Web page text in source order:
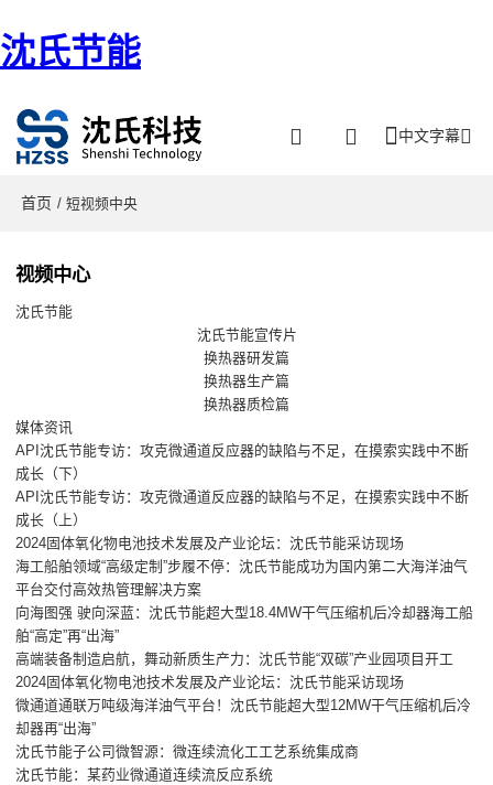
沈氏节能
中文字幕
首页 / 短视频中央
视频中心
沈氏节能
沈氏节能宣传片
换热器研发篇
换热器生产篇
换热器质检篇
媒体资讯
API沈氏节能专访：攻克微通道反应器的缺陷与不足，在摸索实践中不断
成长（下）
API沈氏节能专访：攻克微通道反应器的缺陷与不足，在摸索实践中不断
成长（上）
2024固体氧化物电池技术发展及产业论坛：沈氏节能采访现场
海工船舶领域“高级定制”步履不停：沈氏节能成功为国内第二大海洋油气
平台交付高效热管理解决方案
向海图强 驶向深蓝：沈氏节能超大型18.4MW干气压缩机后冷却器海工船
舶“高定”再“出海”
高端装备制造启航，舞动新质生产力：沈氏节能“双碳”产业园项目开工
2024固体氧化物电池技术发展及产业论坛：沈氏节能采访现场
微通道通联万吨级海洋油气平台！沈氏节能超大型12MW干气压缩机后冷
却器再“出海”
沈氏节能子公司微智源：微连续流化工工艺系统集成商
沈氏节能：某药业微通道连续流反应系统